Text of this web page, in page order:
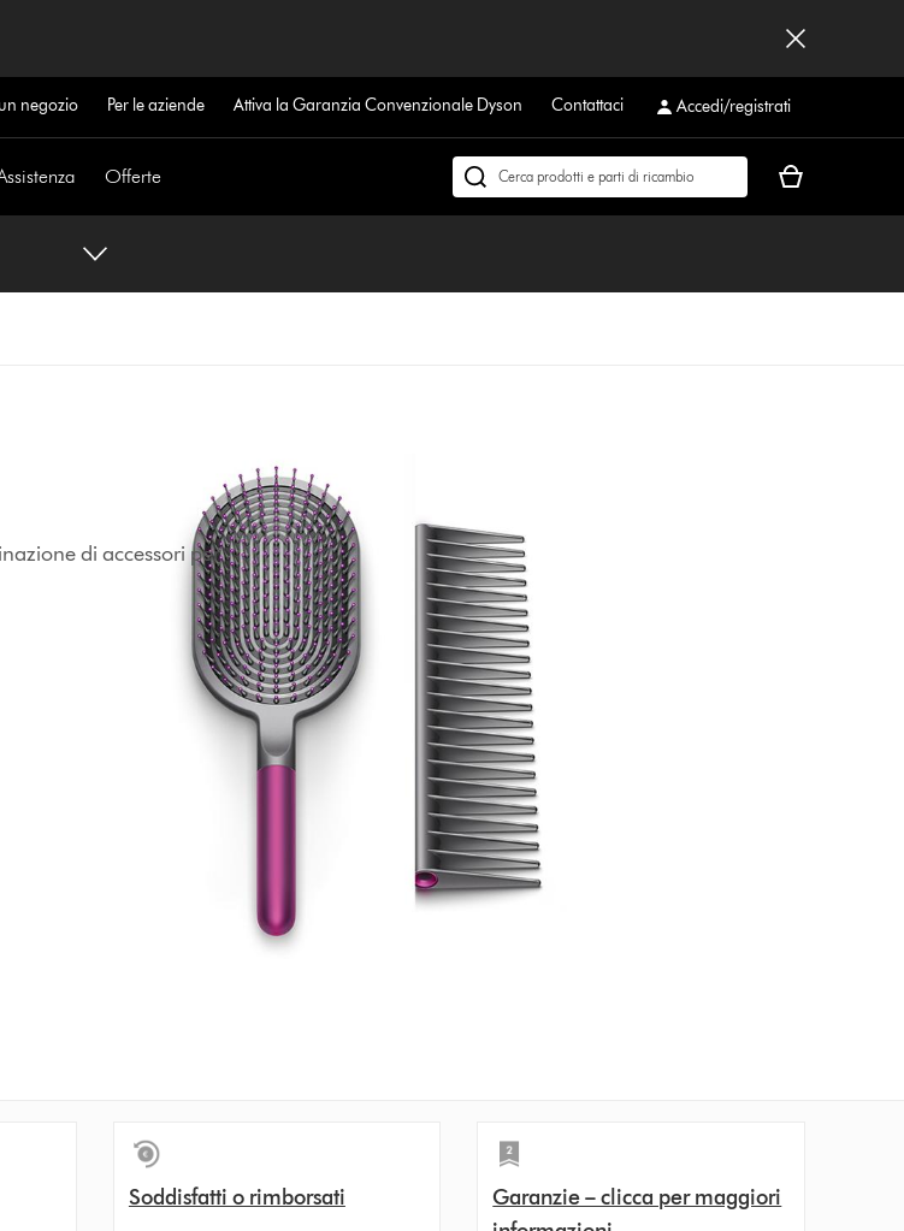
negozio Per le aziende Attiva la Garanzia Convenzionale Dyson Contattaci Accedi/registrati
Offerte
Cerca
Il
di accessori per
Soddisfatti o rimborsati
Garanzie – clicca per maggiori